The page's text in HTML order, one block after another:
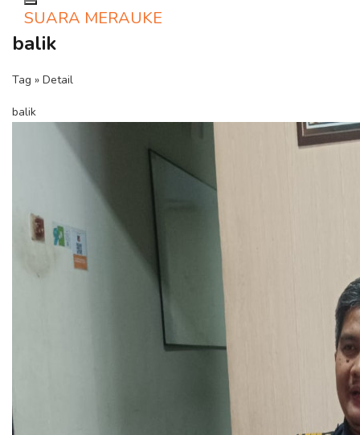
Toggle navigation
SUARA MERAUKE
balik
Tag » Detail
balik